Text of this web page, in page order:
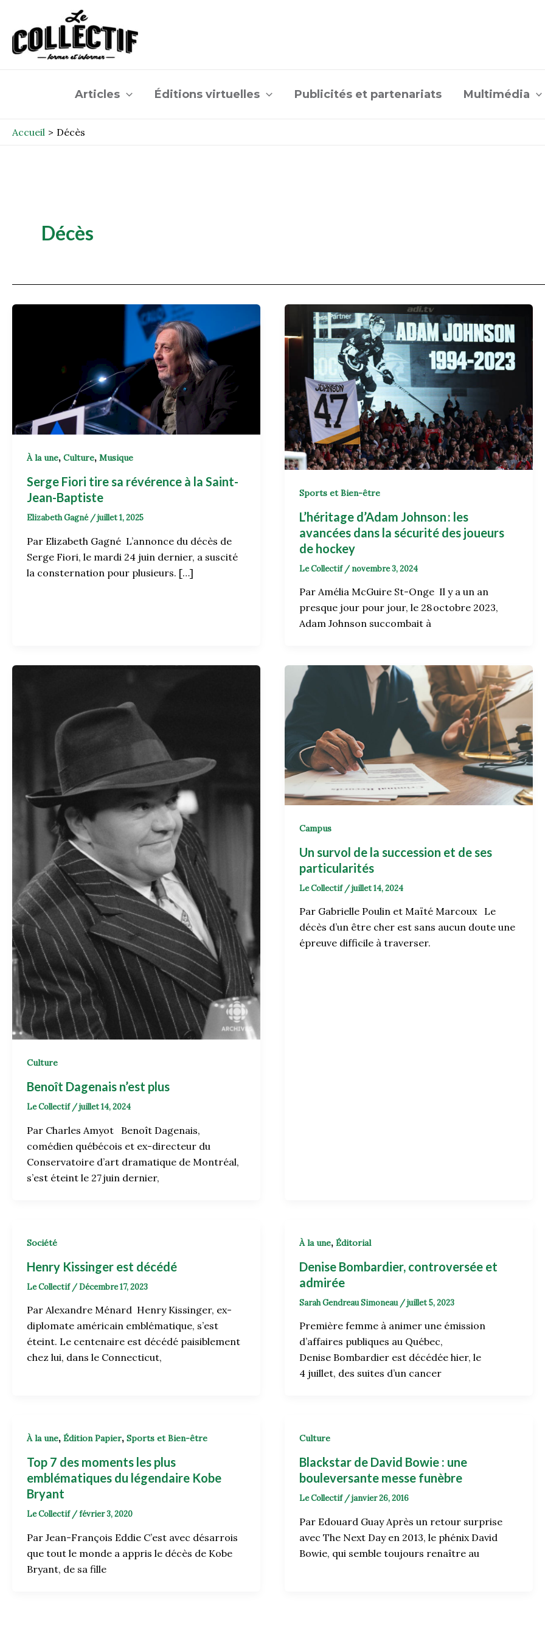
contenu
Articles Éditions virtuelles Publicités et partenariats Multimédia
Accueil Décès
Décès
À la une, Culture, Musique
Serge Fiori tire sa révérence à la Saint-
Jean-Baptiste
Elizabeth Gagné /juillet 1, 2025
Par Elizabeth Gagné L’annonce du décès de
Serge Fiori, le mardi 24 juin dernier, a suscité
la consternation pour plusieurs. […]
Sports et Bien-être
L’héritage d’Adam Johnson : les
avancées dans la sécurité des joueurs
de hockey
Le Collectif / novembre 3, 2024
Par Amélia McGuire St-Onge Il y a un an
presque jour pour jour, le 28 octobre 2023,
Adam Johnson succombait à
Culture
Benoît Dagenais n’est plus
Le Collectif /juillet 14, 2024
Par Charles Amyot Benoît Dagenais,
comédien québécois et ex-directeur du
Conservatoire d’art dramatique de Montréal,
s’est éteint le 27 juin dernier,
Campus
Un survol de la succession et de ses
particularités
Le Collectif /juillet 14, 2024
Par Gabrielle Poulin et Maïté Marcoux Le
décès d’un être cher est sans aucun doute une
épreuve difficile à traverser.
Société
Henry Kissinger est décédé
Le Collectif /Décembre 17, 2023
Par Alexandre Ménard Henry Kissinger, ex-
diplomate américain emblématique, s’est
éteint. Le centenaire est décédé paisiblement
chez lui, dans le Connecticut,
À la une, Éditorial
Denise Bombardier, controversée et
admirée
Sarah Gendreau Simoneau /juillet 5, 2023
Première femme à animer une émission
d’affaires publiques au Québec,
Denise Bombardier est décédée hier, le
4 juillet, des suites d’un cancer
À la une, Édition Papier, Sports et Bien-être
Top 7 des moments les plus
emblématiques du légendaire Kobe
Bryant
Le Collectif /février 3, 2020
Par Jean-François Eddie C’est avec désarrois
que tout le monde a appris le décès de Kobe
Bryant, de sa fille
Culture
Blackstar de David Bowie : une
bouleversante messe funèbre
Le Collectif /janvier 26, 2016
Par Edouard Guay Après un retour surprise
avec The Next Day en 2013, le phénix David
Bowie, qui semble toujours renaître au